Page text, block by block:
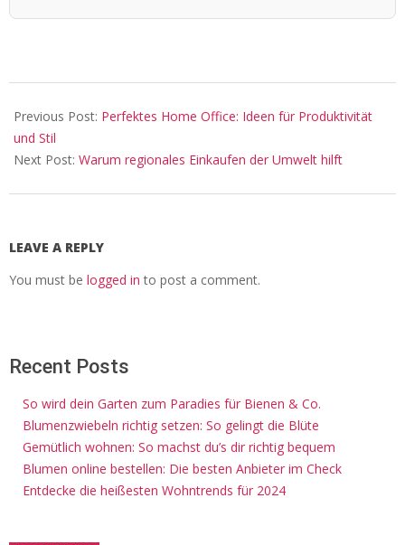
07-
04
Previous Post: Perfektes Home Office: Ideen für Produktivität
und Stil
Next Post: Warum regionales Einkaufen der Umwelt hilft
LEAVE A REPLY
You must be logged in to post a comment.
Recent Posts
So wird dein Garten zum Paradies für Bienen & Co.
Blumenzwiebeln richtig setzen: So gelingt die Blüte
Gemütlich wohnen: So machst du’s dir richtig bequem
Blumen online bestellen: Die besten Anbieter im Check
Entdecke die heißesten Wohntrends für 2024